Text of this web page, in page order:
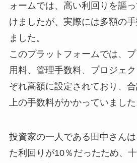
ォームでは、高い利回りを謳
けましたが、実際には多額の
ました。
このプラットフォームでは、
用料、管理手数料、プロジェ
ぞれ高額に設定されており、
上の手数料がかかっていました
投資家の一人である田中さん
た利回りが10％だったため、